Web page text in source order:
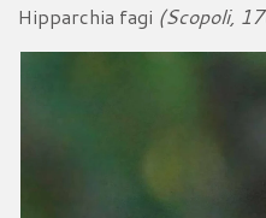
Hipparchia fagi (Scopoli,